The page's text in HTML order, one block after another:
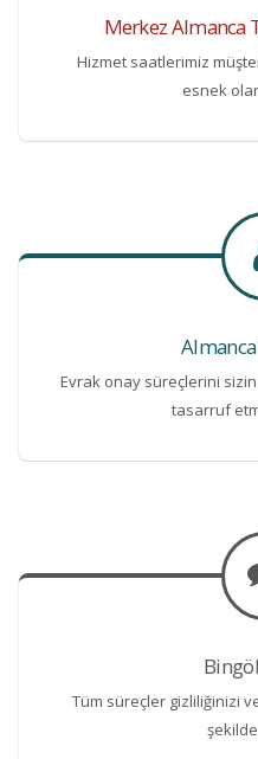
Merkez Almanca
Hizmet saatlerimiz
esnek
Evrak onay süreçlerini
tasarruf
Tüm süreçler gizliliğinizi